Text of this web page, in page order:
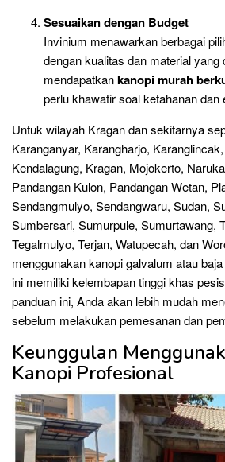
Sesuaikan dengan Budget
Invinium menawarkan berbagai
dengan kualitas dan material yang
mendapatkankanopi murah
perlu khawatir soal ketahanan dan
Untuk wilayah Kragan dan sekitarnya
Karanganyar, Karangharjo,
Kendalagung, Kragan, Mojokerto,
Pandangan Kulon, Pandangan Wetan,
Sendangmulyo, Sendangwaru, Sudan,
Sumbersari, Sumurpule, Sumurtawang,
Tegalmulyo, Terjan, Watupecah, dan
menggunakan kanopi galvalum atau
ini memiliki kelembapan tinggi khas
panduan ini, Anda akan lebih mudah
sebelum melakukan pemesanan dan
Keunggulan
Kanopi Profesional